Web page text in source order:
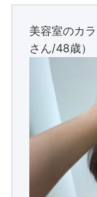
美容室のカ
さん/48歳）